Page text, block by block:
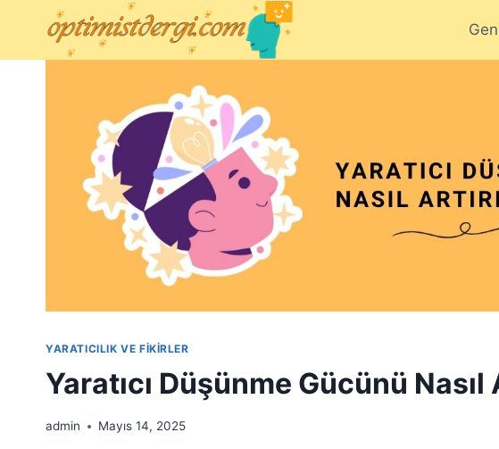
content
YARATICILIK VE FIKIRLER
Yaratıcı Düşünme Gücünü Nasıl
admin Mayıs 14, 2025